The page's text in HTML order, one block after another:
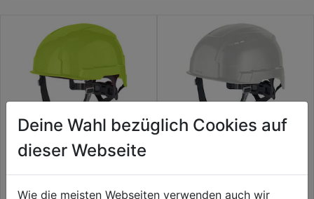
BOLT 200 Industriekletterhelm
Hi-Vis, unbelüftet
BOLT 200 Industriekletterhelm
belüftet
Deine Wahl bezüglich Cookies auf
dieser Webseite
Wie die meisten Webseiten verwenden auch wir